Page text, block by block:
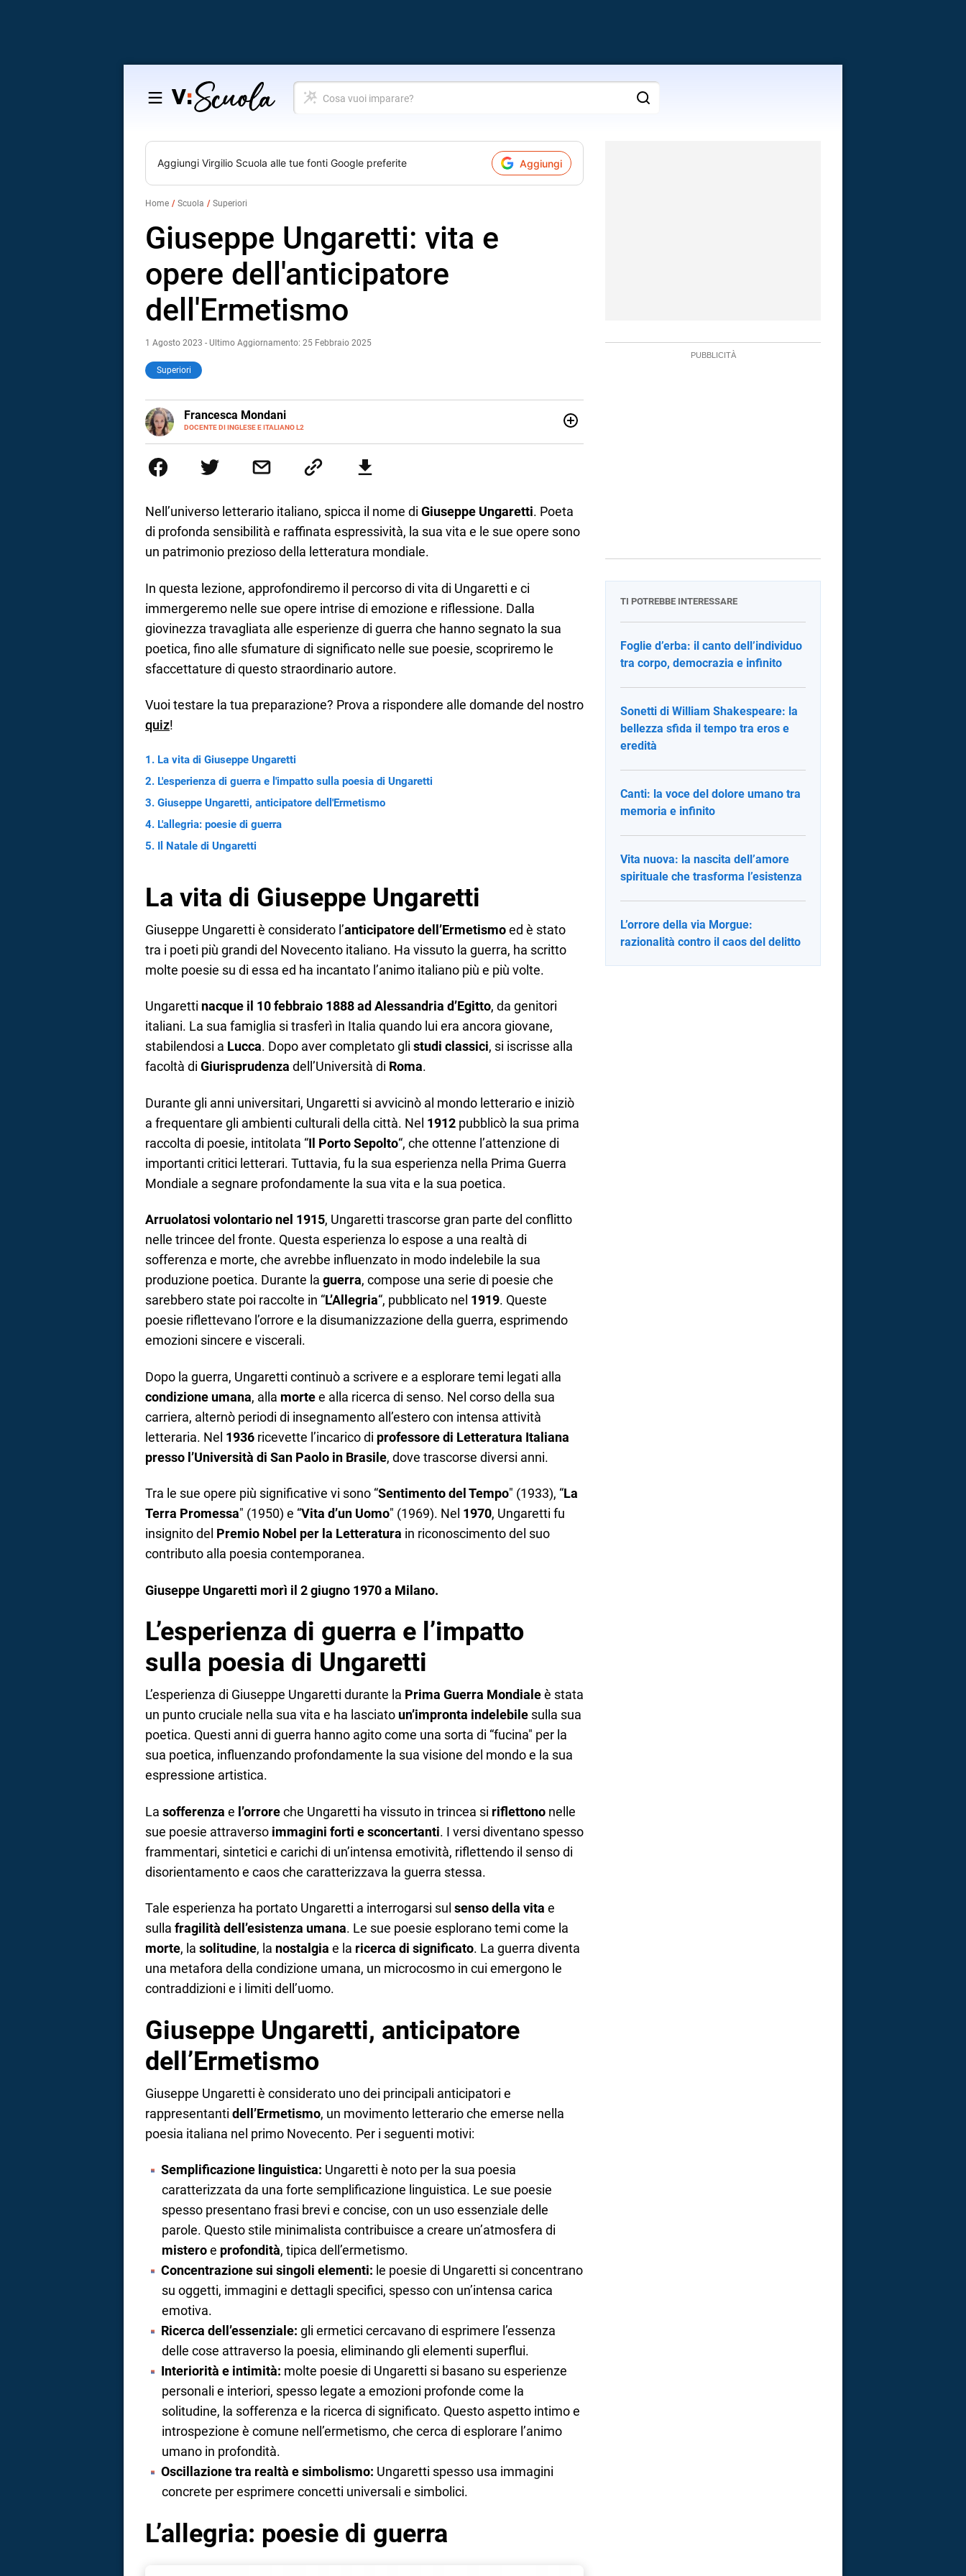
Salta
contenuto
Cosa
vuoi
Aggiungi Virgilio Scuola alle tue fonti Google preferite Aggiungi
Home Scuola Superiori
Giuseppe Ungaretti: vita e
opere dell'anticipatore
dell'Ermetismo
1 Agosto 2023 - Ultimo Aggiornamento: 25 Febbraio 2025
Superiori
Francesca Mondani
DOCENTE DI INGLESE E ITALIANO L2
LINKEDIN
INSTAGRAM
Onsite e contenuti per il web. Amo i saggi storici, la cucina e la mia Honda CBF500. Non ho
Nell’universo letterario italiano, spicca il nome di Giuseppe Ungaretti. Poeta
di profonda sensibilità e raffinata espressività, la sua vita e le sue opere sono
un patrimonio prezioso della letteratura mondiale.
In questa lezione, approfondiremo il percorso di vita di Ungaretti e ci
immergeremo nelle sue opere intrise di emozione e riflessione. Dalla
giovinezza travagliata alle esperienze di guerra che hanno segnato la sua
poetica, fino alle sfumature di significato nelle sue poesie, scopriremo le
sfaccettature di questo straordinario autore.
Vuoi testare la tua preparazione? Prova a rispondere alle domande del nostro
quiz!
La vita di Giuseppe Ungaretti
L'esperienza di guerra e l'impatto sulla poesia di Ungaretti
Giuseppe Ungaretti, anticipatore dell'Ermetismo
L'allegria: poesie di guerra
Il Natale di Ungaretti
La vita di Giuseppe Ungaretti
Giuseppe Ungaretti è considerato l’anticipatore dell’Ermetismoed è stato
tra i poeti più grandi del Novecento italiano. Ha vissuto la guerra, ha scritto
molte poesie su di essa ed ha incantato l’animo italiano più e più volte.
Ungaretti nacque il 10 febbraio 1888 ad Alessandria d’Egitto, da genitori
italiani. La sua famiglia si trasferì in Italia quando lui era ancora giovane,
stabilendosi a Lucca. Dopo aver completato gli studi classici, si iscrisse alla
facoltà di Giurisprudenza dell’Università di Roma.
Durante gli anni universitari, Ungaretti si avvicinò al mondo letterario e iniziò
a frequentare gli ambienti culturali della città. Nel 1912 pubblicò la sua prima
raccolta di poesie, intitolata “Il Porto Sepolto“, che ottenne l’attenzione di
importanti critici letterari. Tuttavia, fu la sua esperienza nella Prima Guerra
Mondiale a segnare profondamente la sua vita e la sua poetica.
Arruolatosi volontario nel 1915, Ungaretti trascorse gran parte del conflitto
nelle trincee del fronte. Questa esperienza lo espose a una realtà di
sofferenza e morte, che avrebbe influenzato in modo indelebile la sua
produzione poetica. Durante la guerra, compose una serie di poesie che
sarebbero state poi raccolte in “L’Allegria“, pubblicato nel 1919. Queste
poesie riflettevano l’orrore e la disumanizzazione della guerra, esprimendo
emozioni sincere e viscerali.
Dopo la guerra, Ungaretti continuò a scrivere e a esplorare temi legati alla
condizione umana, alla mortee alla ricerca di senso. Nel corso della sua
carriera, alternò periodi di insegnamento all’estero con intensa attività
letteraria. Nel 1936 ricevette l’incarico di professore di Letteratura Italiana
presso l’Università di San Paolo in Brasile, dove trascorse diversi anni.
Tra le sue opere più significative vi sono “Sentimento del Tempo" (1933), “La
Terra Promessa" (1950) e “Vita d’un Uomo" (1969). Nel 1970, Ungaretti fu
insignito del Premio Nobel per la Letteratura in riconoscimento del suo
contributo alla poesia contemporanea.
Giuseppe Ungaretti morì il 2 giugno 1970 a Milano.
L’esperienza di guerra e l’impatto
sulla poesia di Ungaretti
L’esperienza di Giuseppe Ungaretti durante la Prima Guerra Mondialeè stata
un punto cruciale nella sua vita e ha lasciato un’impronta indelebile sulla sua
poetica. Questi anni di guerra hanno agito come una sorta di “fucina" per la
sua poetica, influenzando profondamente la sua visione del mondo e la sua
espressione artistica.
La sofferenza e l’orroreche Ungaretti ha vissuto in trincea si riflettono nelle
sue poesie attraverso immagini forti e sconcertanti. I versi diventano spesso
frammentari, sintetici e carichi di un’intensa emotività, riflettendo il senso di
disorientamento e caos che caratterizzava la guerra stessa.
Tale esperienza ha portato Ungaretti a interrogarsi sul senso della vita e
sulla fragilità dell’esistenza umana. Le sue poesie esplorano temi come la
morte, la solitudine, la nostalgia e la ricerca di significato. La guerra diventa
una metafora della condizione umana, un microcosmo in cui emergono le
contraddizioni e i limiti dell’uomo.
Giuseppe Ungaretti, anticipatore
dell’Ermetismo
Giuseppe Ungaretti è considerato uno dei principali anticipatori e
rappresentanti dell’Ermetismo, un movimento letterario che emerse nella
poesia italiana nel primo Novecento. Per i seguenti motivi:
Semplificazione linguistica: Ungaretti è noto per la sua poesia
caratterizzata da una forte semplificazione linguistica. Le sue poesie
spesso presentano frasi brevi e concise, con un uso essenziale delle
parole. Questo stile minimalista contribuisce a creare un’atmosfera di
misteroe profondità, tipica dell’ermetismo.
Concentrazione sui singoli elementi: le poesie di Ungaretti si concentrano
su oggetti, immagini e dettagli specifici, spesso con un’intensa carica
emotiva.
Ricerca dell’essenziale: gli ermetici cercavano di esprimere l’essenza
delle cose attraverso la poesia, eliminando gli elementi superflui.
Interiorità e intimità: molte poesie di Ungaretti si basano su esperienze
personali e interiori, spesso legate a emozioni profonde come la
solitudine, la sofferenza e la ricerca di significato. Questo aspetto intimo e
introspezione è comune nell’ermetismo, che cerca di esplorare l’animo
umano in profondità.
Oscillazione tra realtà e simbolismo: Ungaretti spesso usa immagini
concrete per esprimere concetti universali e simbolici.
L’allegria: poesie di guerra
TI POTREBBE INTERESSARE
Foglie d’erba: il canto dell’individuo
tra corpo, democrazia e infinito
Sonetti di William Shakespeare: la
bellezza sfida il tempo tra eros e
eredità
Canti: la voce del dolore umano tra
memoria e infinito
Vita nuova: la nascita dell’amore
spirituale che trasforma l’esistenza
L’orrore della via Morgue:
razionalità contro il caos del delitto